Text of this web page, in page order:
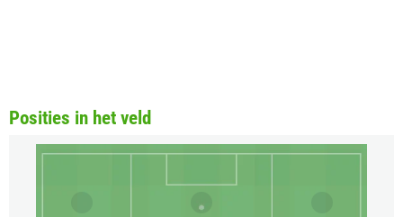
Posities in het veld